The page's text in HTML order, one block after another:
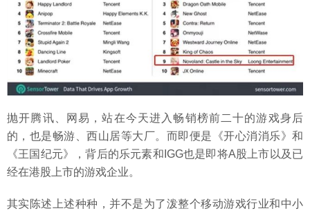
抛开腾讯、网易，站在今天进入畅销榜前二十的游戏身后
的，也是畅游、西山居等大厂。而即便是《开心消消乐》和
《王国纪元》，背后的乐元素和IGG也是即将A股上市以及已
经在港股上市的游戏企业。
其实陈述上述种种，并不是为了泼整个移动游戏行业和中小